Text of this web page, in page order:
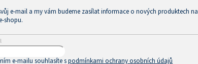
e-mail a my vám budeme zasílat informace o nových produktech na
shopu.
e-mailu souhlasíte spodmínkami ochrany osobních údajů